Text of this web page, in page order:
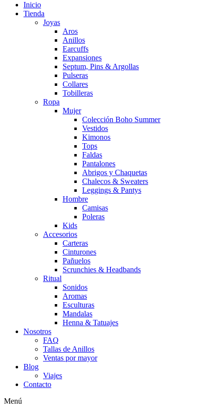
Inicio
Tienda
Joyas
Aros
Anillos
Earcuffs
Expansiones
Septum, Pins & Argollas
Pulseras
Collares
Tobilleras
Ropa
Mujer
Colección Boho Summer
Vestidos
Kimonos
Tops
Faldas
Pantalones
Abrigos y Chaquetas
Chalecos & Sweaters
Leggings & Pantys
Hombre
Camisas
Poleras
Kids
Accesorios
Carteras
Cinturones
Pañuelos
Scrunchies & Headbands
Ritual
Sonidos
Aromas
Esculturas
Mandalas
Henna & Tatuajes
Nosotros
FAQ
Tallas de Anillos
Ventas por mayor
Blog
Viajes
Contacto
Menú